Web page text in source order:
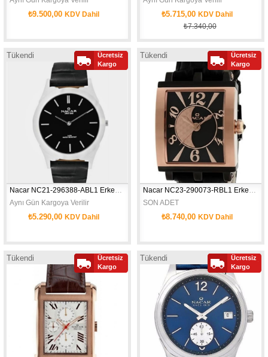
₺9.500,00 KDV Dahil ₺5.715,00 KDV Dahil
₺7.340,00
Tükendi
Nacar NC21-296388-ABL1 Erkek Kol Saati
Aynı Gün Kargoya Verilir
₺5.290,00 KDV Dahil
Ücretsiz
Kargo
Tükendi
Nacar NC23-290073-RBL1 Erkek Kol Saati
SON ADET
₺8.740,00 KDV Dahil
Ücretsiz
Kargo
Tükendi
Ücretsiz
Kargo
Tükendi
Ücretsiz
Kargo